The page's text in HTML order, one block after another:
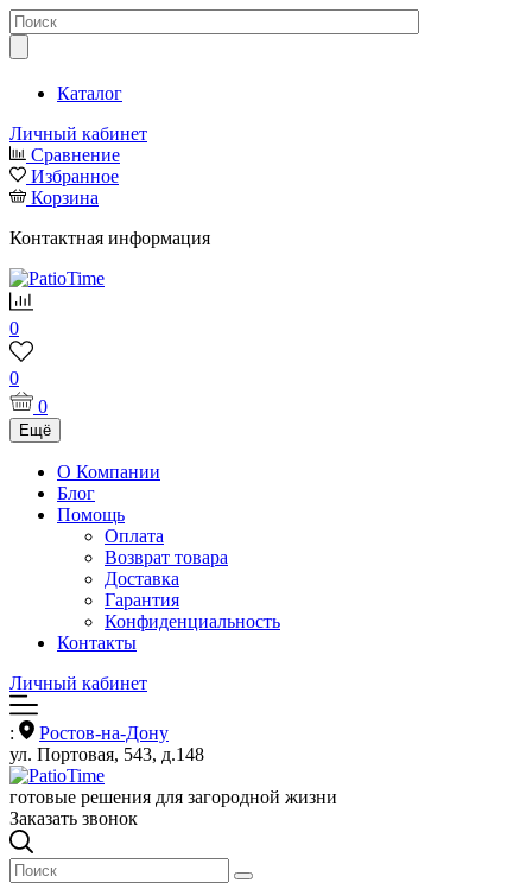
Каталог
Личный кабинет
Сравнение
Избранное
Корзина
Контактная информация
0
0
0
Ещё
О Компании
Блог
Помощь
Оплата
Возврат товара
Доставка
Гарантия
Конфиденциальность
Контакты
Личный кабинет
:
Ростов-на-Дону
ул. Портовая, 543, д.148
готовые решения для загородной жизни
Заказать звонок